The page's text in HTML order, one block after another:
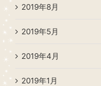
2019年8月
2019年5月
2019年4月
2019年1月